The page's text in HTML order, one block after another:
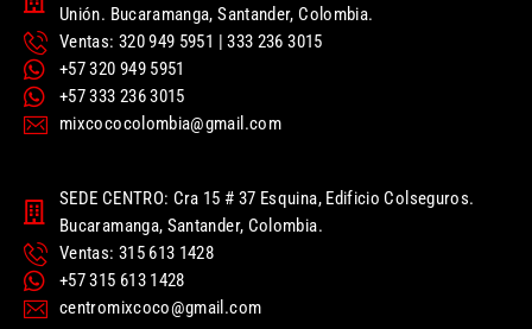
Unión. Bucaramanga, Santander, Colombia.
Ventas: 320 949 5951 | 333 236 3015
+57 320 949 5951
+57 333 236 3015
mixcococolombia@gmail.com
SEDE CENTRO: Cra 15 # 37 Esquina, Edificio Colseguros.
Bucaramanga, Santander, Colombia.
Ventas: 315 613 1428
+57 315 613 1428
centromixcoco@gmail.com